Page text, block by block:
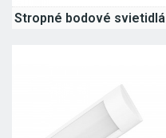
Stropné bodové svietidlá